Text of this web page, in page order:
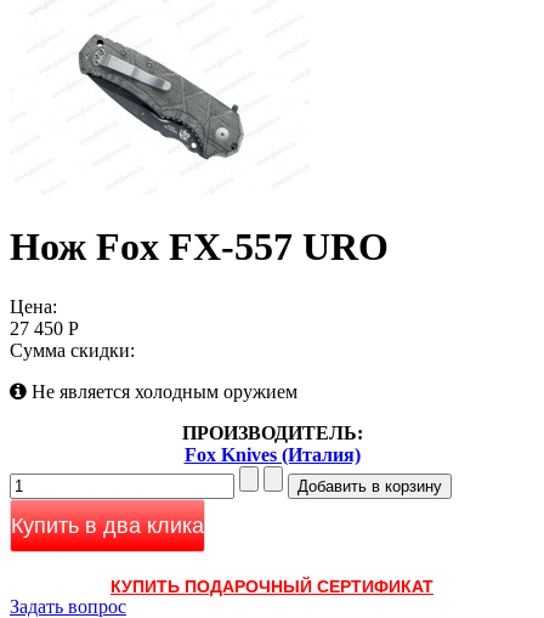
Нож Fox FX-557 URO
Цена:
27 450 Р
Сумма скидки:
Не является холодным оружием
ПРОИЗВОДИТЕЛЬ:
Fox Knives (Италия)
Купить в два клика
КУПИТЬ ПОДАРОЧНЫЙ СЕРТИФИКАТ
Задать вопрос